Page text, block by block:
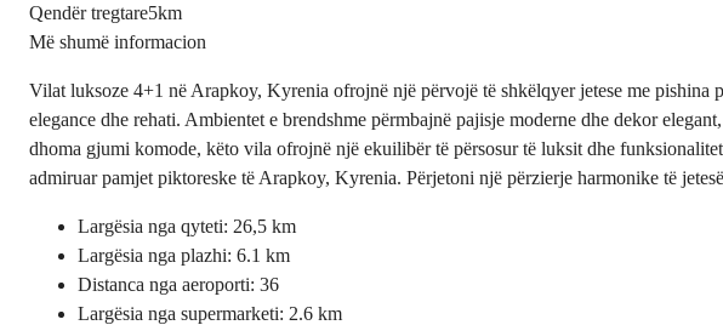
Qendër tregtare5km
Më shumë informacion
Vilat luksoze 4+1 në Arapkoy, Kyrenia ofrojnë një përvojë të shkëlqyer jetese me
elegance dhe rehati. Ambientet e brendshme përmbajnë pajisje moderne dhe dekor
dhoma gjumi komode, këto vila ofrojnë një ekuilibër të përsosur të luksit dhe
admiruar pamjet piktoreske të Arapkoy, Kyrenia. Përjetoni një përzierje harmonike të
Largësia nga qyteti: 26,5 km
Largësia nga plazhi: 6.1 km
Distanca nga aeroporti: 36
Largësia nga supermarketi: 2.6 km